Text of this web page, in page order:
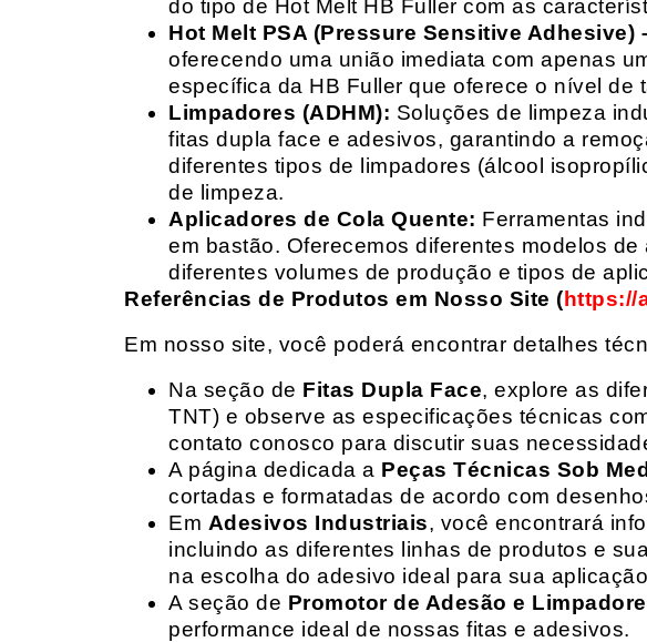
do tipo de Hot Melt HB Fuller com as
Hot Melt PSA (Pressure Sensitive Adhesive)
oferecendo uma união imediata com apenas
específica da HB Fuller que oferece o nível
Limpadores (ADHM): Soluções de limpeza
fitas dupla face e adesivos, garantindo a
diferentes tipos de limpadores (álcool
de limpeza.
Aplicadores de Cola Quente: Ferramentas
em bastão. Oferecemos diferentes modelos
diferentes volumes de produção e tipos de
Referências de Produtos em Nosso Site (https://
Em nosso site, você poderá encontrar detalhes
Na seção de Fitas Dupla Face, explore as
TNT) e observe as especificações técnicas
contato conosco para discutir suas
A página dedicada a Peças Técnicas Sob
cortadas e formatadas de acordo com
Em Adesivos Industriais, você encontrará
incluindo as diferentes linhas de produtos e
na escolha do adesivo ideal para sua
A seção de Promotor de Adesão e
performance ideal de nossas fitas e adesivos.